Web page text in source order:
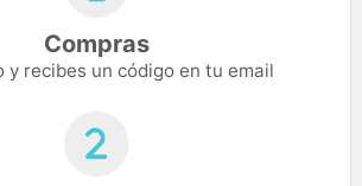
Compras
y recibes un código en tu email